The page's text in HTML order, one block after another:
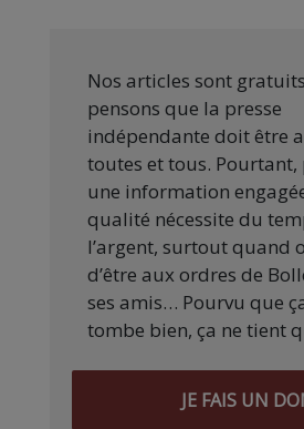
Nos articles sont
pensons que la presse
indépendante doit être
toutes et tous.
une information
qualité nécessite du
l’argent, surtout quand
d’être aux ordres de
ses amis… Pourvu que
tombe bien, ça ne tient
JE FAIS UN